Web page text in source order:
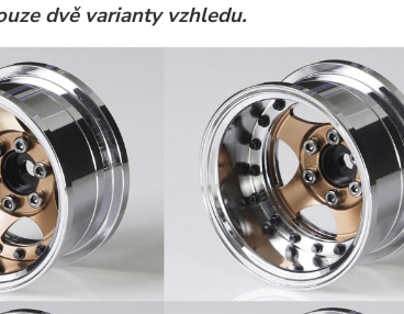
dvě varianty vzhledu.